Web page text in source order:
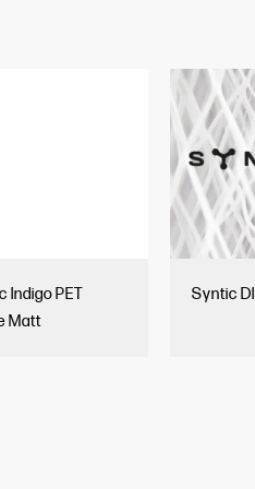
Indigo PET
Matt
Syntic